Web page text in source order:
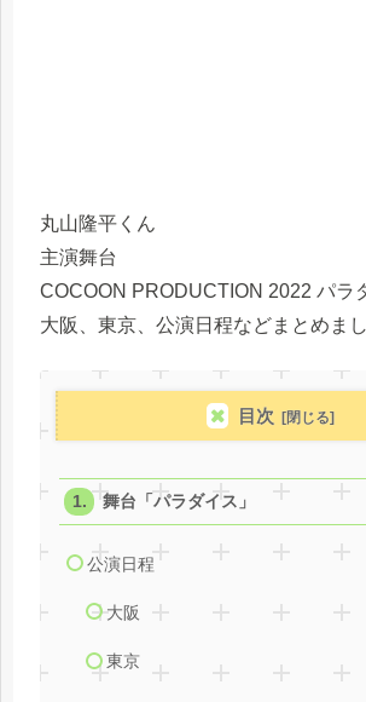
丸山隆平くん
主演舞台
COCOON PRODUCTION 2022 パラ
大阪、東京、公演日程などまとめまし
目次
舞台「パラダイス」
公演日程
大阪
東京